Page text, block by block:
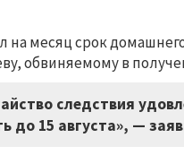
месяц срок
обвиняемому в
следствия
до 15 августа», —